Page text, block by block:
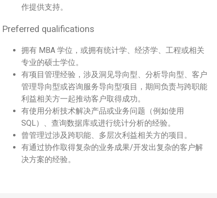
作提供支持。
Preferred qualifications
拥有 MBA 学位，或拥有统计学、经济学、工程或相关
专业的硕士学位。
有项目管理经验，涉及洞见导向型、分析导向型、客户
管理导向型或咨询服务导向型项目，期间负责与跨职能
利益相关方一起推动客户取得成功。
有使用分析技术解决产品或业务问题（例如使用
SQL）、查询数据库或进行统计分析的经验。
曾管理过涉及跨职能、多层次利益相关方的项目。
有通过协作取得复杂的业务成果/开发出复杂的客户解
决方案的经验。